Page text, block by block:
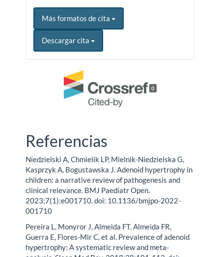
Más formatos de cita
Descargar cita
0
Referencias
Niedzielski A, Chmielik LP, Mielnik-Niedzielska G,
Kasprzyk A, Bogustawska J. Adenoid hypertrophy in
children: a narrative review of pathogenesis and
clinical relevance. BMJ Paediatr Open.
2023;7(1):e001710. doi: 10.1136/bmjpo-2022-
001710
Pereira L, Monyror J, Almeida FT, Almeida FR,
Guerra E, Flores-Mir C, et al. Prevalence of adenoid
hypertrophy: A systematic review and meta-